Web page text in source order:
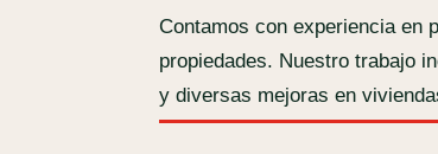
Contamos con experiencia en
propiedades. Nuestro trabajo
y diversas mejoras en